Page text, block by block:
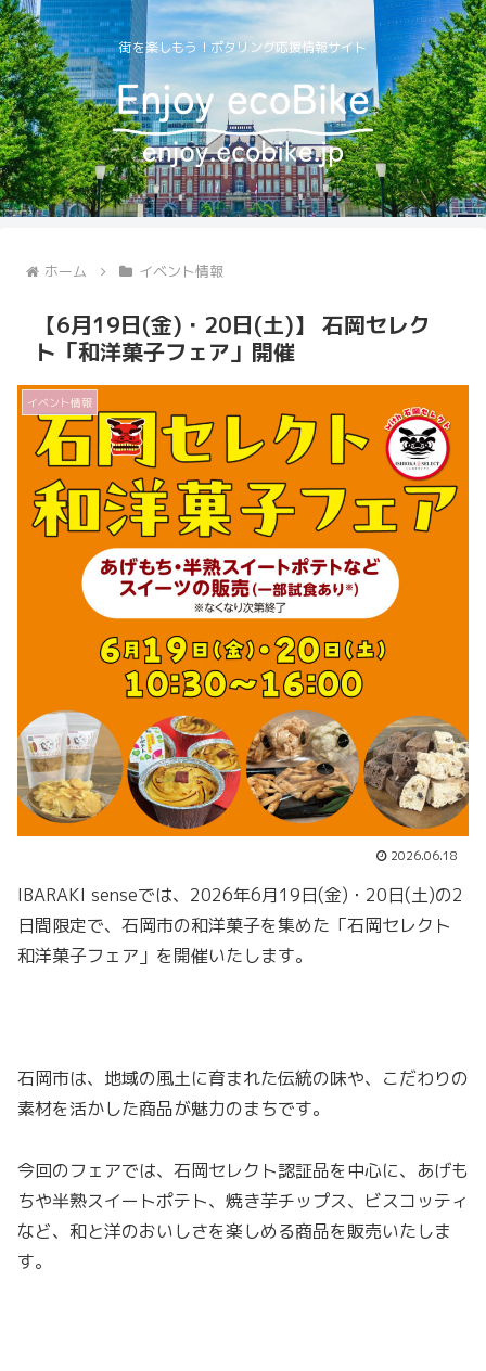
街を楽しもう！ポタリング応援情報サイト
ホーム イベント情報
【6月19日(金)・20日(土)】 石岡セレク
ト「和洋菓子フェア」開催
イベント情報
2026.06.18
IBARAKI senseでは、2026年6月19日(金)・20日(土)の2
日間限定で、石岡市の和洋菓子を集めた「石岡セレクト
和洋菓子フェア」を開催いたします。
石岡市は、地域の風土に育まれた伝統の味や、こだわりの
素材を活かした商品が魅力のまちです。
今回のフェアでは、石岡セレクト認証品を中心に、あげも
ちや半熟スイートポテト、焼き芋チップス、ビスコッティ
など、和と洋のおいしさを楽しめる商品を販売いたしま
す。